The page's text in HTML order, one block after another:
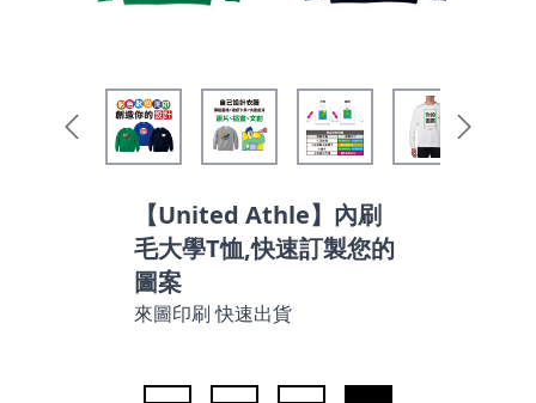
【United Athle】內刷
毛大學T恤,快速訂製您的
圖案
來圖印刷 快速出貨